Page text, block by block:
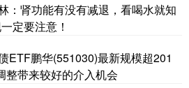
：肾功能有没有减退，看喝水就知
定要注意！
ETF鹏华(551030)最新规模超201
整带来较好的介入机会